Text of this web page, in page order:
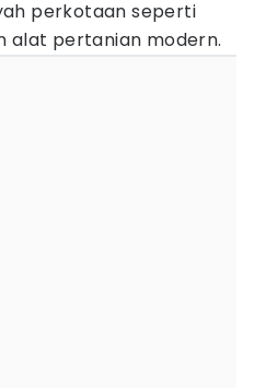
perkotaan seperti
alat pertanian modern.